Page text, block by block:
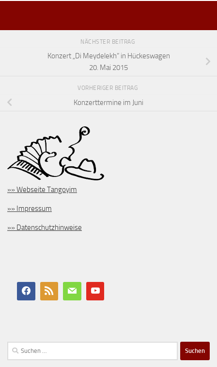
NÄCHSTER BEITRAG
Konzert „Di Meydelekh“ in Hückeswagen
20. Mai 2015
VORHERIGER BEITRAG
Konzerttermine im Juni
»» Webseite Tangoyim
»» Impressum
»» Datenschutzhinweise
Suchen
nach: